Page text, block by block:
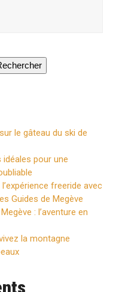
le gâteau du ski de
pour une
freeride avec
Guides de Megève
: l’aventure en
la montagne